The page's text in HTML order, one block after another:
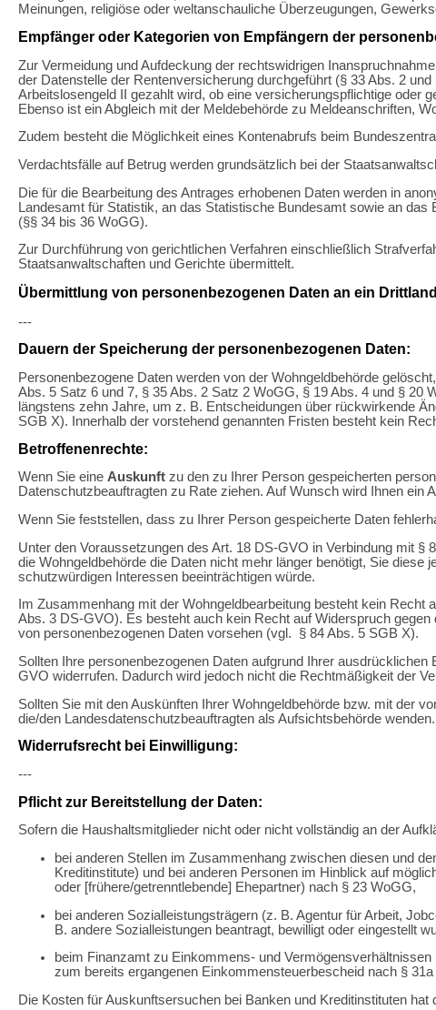
Meinungen, religiöse oder weltanschauliche Überzeugungen,
Empfänger oder Kategorien von Empfängern der
Zur Vermeidung und Aufdeckung der rechtswidrigen
der Datenstelle der Rentenversicherung durchgeführt (§ 33 Abs. 2
Arbeitslosengeld II gezahlt wird, ob eine versicherungspflichtige oder
Ebenso ist ein Abgleich mit der Meldebehörde zu Meldeanschriften,
Zudem besteht die Möglichkeit eines Kontenabrufs beim
Verdachtsfälle auf Betrug werden grundsätzlich bei der
Die für die Bearbeitung des Antrages erhobenen Daten werden in
Landesamt für Statistik, an das Statistische Bundesamt sowie an
(§§ 34 bis 36 WoGG).
Zur Durchführung von gerichtlichen Verfahren einschließlich
Staatsanwaltschaften und Gerichte übermittelt.
Übermittlung von personenbezogenen Daten an ein
---
Dauern der Speicherung der personenbezogenen Daten:
Personenbezogene Daten werden von der Wohngeldbehörde
Abs. 5 Satz 6 und 7, § 35 Abs. 2 Satz 2 WoGG, § 19 Abs. 4 und § 20
längstens zehn Jahre, um z. B. Entscheidungen über rückwirkende
SGB X). Innerhalb der vorstehend genannten Fristen besteht kein
Betroffenenrechte:
Wenn Sie eine Auskunft zu den zu Ihrer Person gespeicherten
Datenschutzbeauftragten zu Rate ziehen. Auf Wunsch wird Ihnen
Wenn Sie feststellen, dass zu Ihrer Person gespeicherte Daten
Unter den Voraussetzungen des Art. 18 DS-GVO in Verbindung mit
die Wohngeldbehörde die Daten nicht mehr länger benötigt, Sie
schutzwürdigen Interessen beeinträchtigen würde.
Im Zusammenhang mit der Wohngeldbearbeitung besteht kein
Abs. 3 DS-GVO). Es besteht auch kein Recht auf Widerspruch
von personenbezogenen Daten vorsehen (vgl. § 84 Abs. 5 SGB X).
Sollten Ihre personenbezogenen Daten aufgrund Ihrer
GVO widerrufen. Dadurch wird jedoch nicht die Rechtmäßigkeit der
Sollten Sie mit den Auskünften Ihrer Wohngeldbehörde bzw. mit der
die/den Landesdatenschutzbeauftragten als Aufsichtsbehörde wenden.
Widerrufsrecht bei Einwilligung:
---
Pflicht zur Bereitstellung der Daten:
Sofern die Haushaltsmitglieder nicht oder nicht vollständig an der
bei anderen Stellen im Zusammenhang zwischen diesen und
Kreditinstitute) und bei anderen Personen im Hinblick auf
oder [frühere/getrenntlebende] Ehepartner) nach § 23 WoGG,
bei anderen Sozialleistungsträgern (z. B. Agentur für Arbeit,
B. andere Sozialleistungen beantragt, bewilligt oder eingestellt
beim Finanzamt zu Einkommens- und
zum bereits ergangenen Einkommensteuerbescheid nach §
Die Kosten für Auskunftsersuchen bei Banken und Kreditinstituten